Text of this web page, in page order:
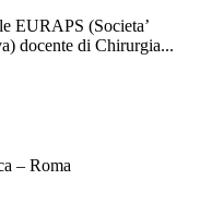
EURAPS (Societa’
docente di Chirurgia...
– Roma